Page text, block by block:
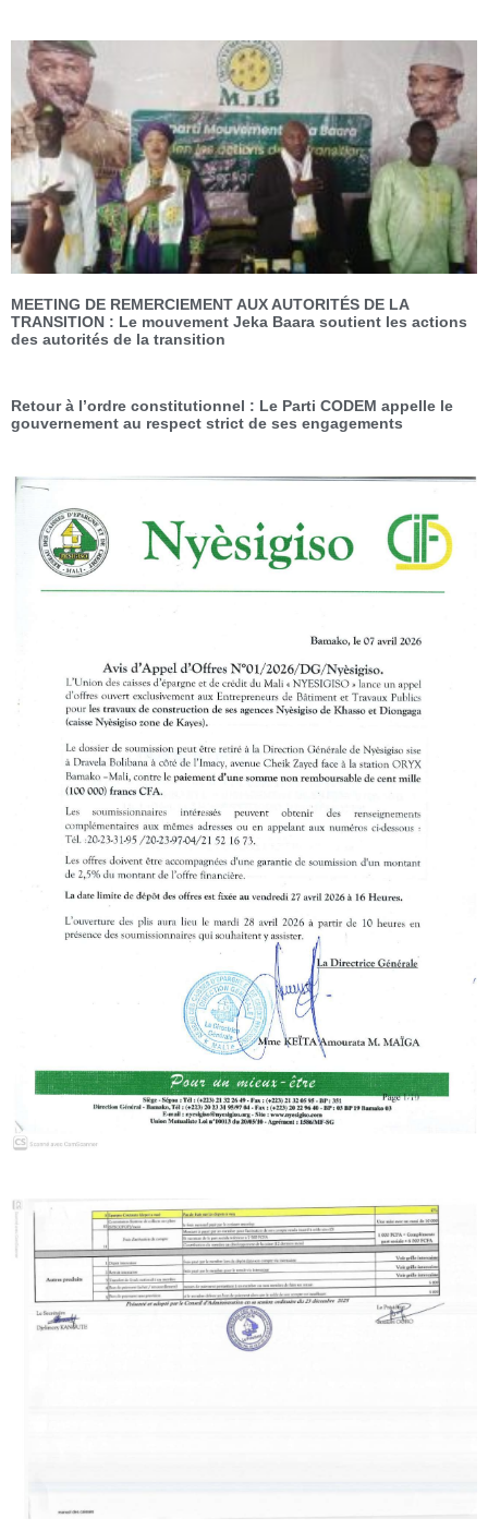
MEETING DE REMERCIEMENT AUX AUTORITÉS DE LA
TRANSITION : Le mouvement Jeka Baara soutient les actions
des autorités de la transition
Retour à l’ordre constitutionnel : Le Parti CODEM appelle le
gouvernement au respect strict de ses engagements